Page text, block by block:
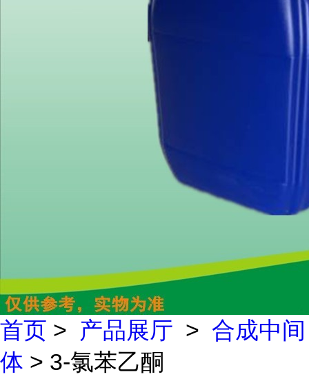
首页 > 产品展厅 > 合成中间
体 > 3-氯苯乙酮